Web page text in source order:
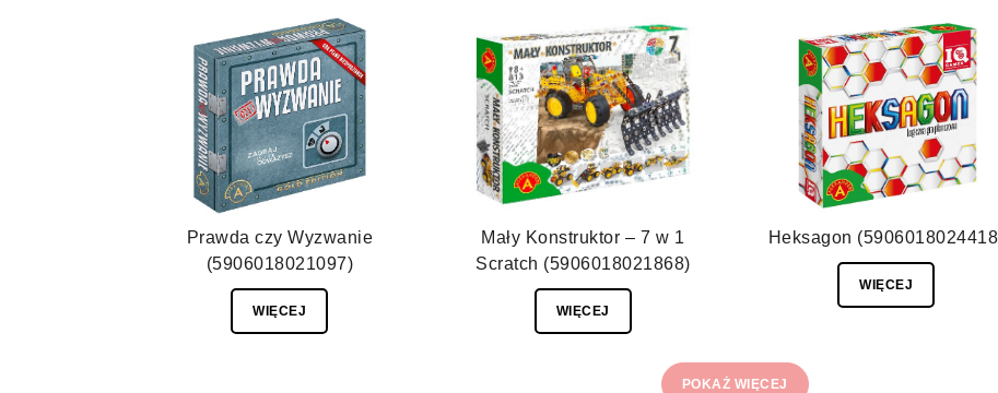
Prawda czy Wyzwanie
(5906018021097)
WIĘCEJ
Mały Konstruktor – 7 w 1
Scratch (5906018021868)
WIĘCEJ
Heksagon
WIĘCEJ
POKAŻ WIĘCEJ